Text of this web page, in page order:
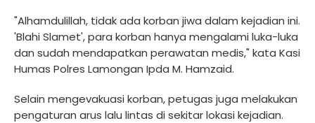
"Alhamdulillah, tidak ada korban jiwa dalam kejadian ini.
'Blahi Slamet', para korban hanya mengalami luka-luka
dan sudah mendapatkan perawatan medis," kata Kasi
Humas Polres Lamongan Ipda M. Hamzaid.
Selain mengevakuasi korban, petugas juga melakukan
pengaturan arus lalu lintas di sekitar lokasi kejadian.